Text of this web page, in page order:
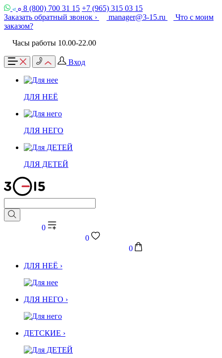
8 (800) 700 31 15 +7 (965) 315 03 15
Заказать обратный звонок ›
manager@3-15.ru
Что с моим
заказом?
Часы работы 10.00-22.00
Вход
ДЛЯ НЕЁ
ДЛЯ НЕГО
ДЛЯ ДЕТЕЙ
0
0
0
ДЛЯ НЕЁ ›
ДЛЯ НЕГО ›
ДЕТСКИЕ ›